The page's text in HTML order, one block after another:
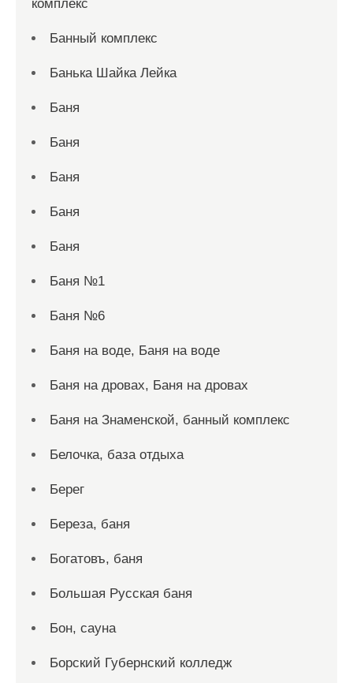
комплекс
Банный комплекс
Банька Шайка Лейка
Баня
Баня
Баня
Баня
Баня
Баня №1
Баня №6
Баня на воде, Баня на воде
Баня на дровах, Баня на дровах
Баня на Знаменской, банный комплекс
Белочка, база отдыха
Берег
Береза, баня
Богатовъ, баня
Большая Русская баня
Бон, сауна
Борский Губернский колледж